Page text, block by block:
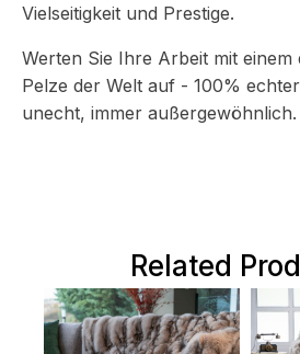
Vielseitigkeit und Prestige.
Werten Sie Ihre Arbeit mit einem
Pelze der Welt auf - 100%
unecht, immer außergewöhnlich.
Related